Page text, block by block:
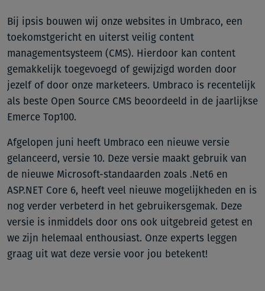
Bij ipsis bouwen wij onze websites in Umbraco, een
toekomstgericht en uiterst veilig content
managementsysteem (CMS). Hierdoor kan content
gemakkelijk toegevoegd of gewijzigd worden door
jezelf of door onze marketeers. Umbraco is recentelijk
als beste Open Source CMS beoordeeld in de jaarlijkse
Emerce Top100.
Afgelopen juni heeft Umbraco een nieuwe versie
gelanceerd, versie 10. Deze versie maakt gebruik van
de nieuwe Microsoft-standaarden zoals .Net6 en
ASP.NET Core 6, heeft veel nieuwe mogelijkheden en is
nog verder verbeterd in het gebruikersgemak. Deze
versie is inmiddels door ons ook uitgebreid getest en
we zijn helemaal enthousiast. Onze experts leggen
graag uit wat deze versie voor jou betekent!